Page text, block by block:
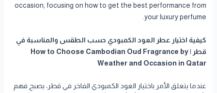
occasion, focusing on how to get the best performance from
your luxury perfume.
كيفية اختيار عطر العود الكمبودي حسب الطقس والمناسبة في
قطر | How to Choose Cambodian Oud Fragrance by
Weather and Occasion in Qatar
عندما يتعلق الأمر باختيار العود الكمبودي الفاخر في قطر، يصبح فهم